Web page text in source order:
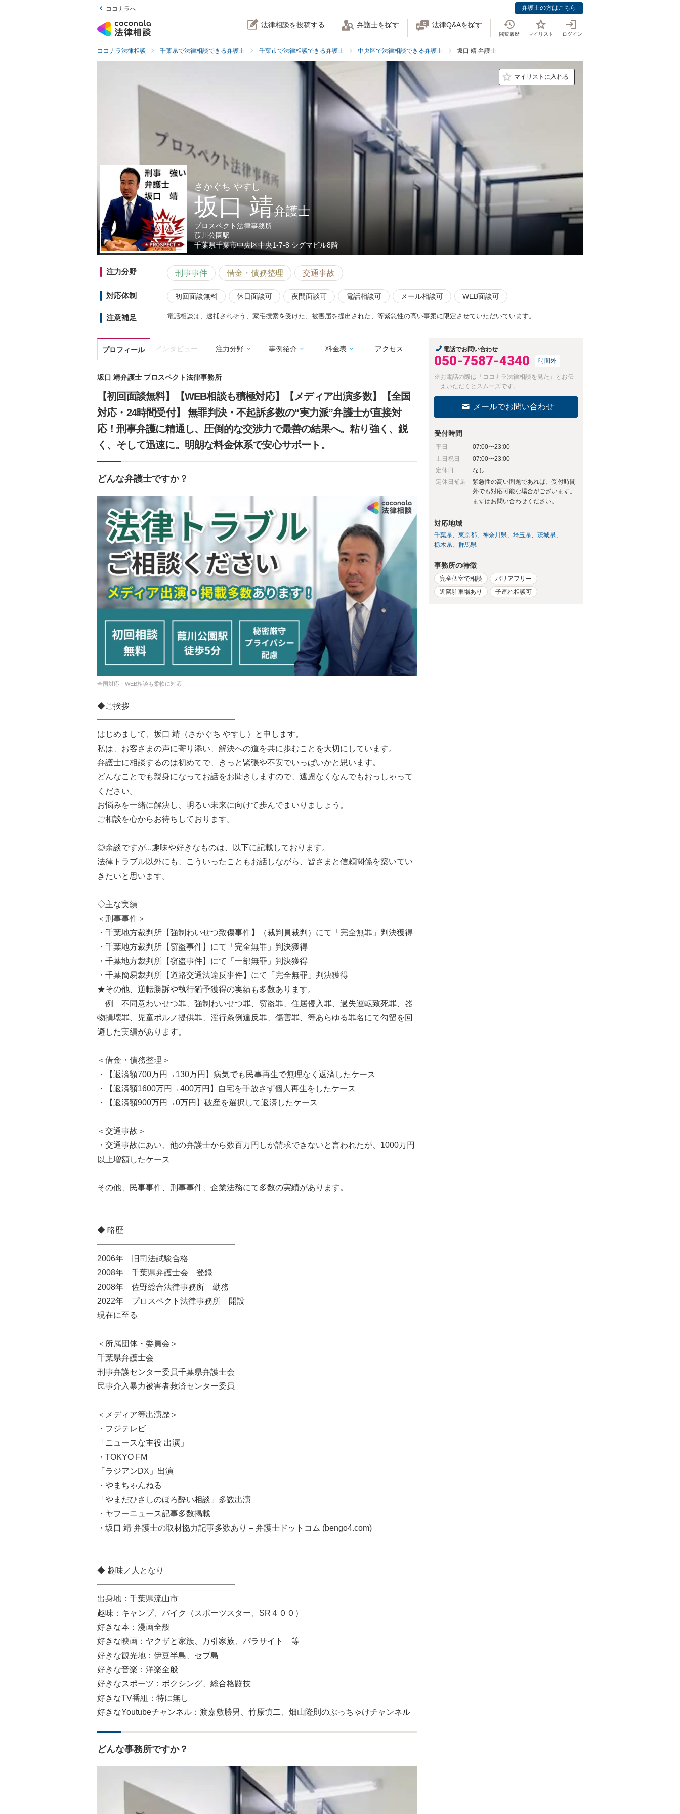
ココナラへ 弁護士の方はこちら
法律相談を投稿する 弁護士を探す 法律Q&Aを探す
閲覧履歴 マイリスト ログイン
ココナラ法律相談 千葉県で法律相談できる弁護士 千葉市で法律相談できる弁護士 中央区で法律相談できる弁護士 坂口 靖 弁護士
マイリストに入れる
さかぐち やすし
坂口 靖弁護士
プロスペクト法律事務所
葭川公園駅
千葉県千葉市中央区中央1-7-8 シグマビル8階
注力分野 刑事事件 借金・債務整理 交通事故
対応体制 初回面談無料 休日面談可 夜間面談可 電話相談可 メール相談可 WEB面談可
注意補足 電話相談は、逮捕されそう、家宅捜索を受けた、被害届を提出された、等緊急性の高い事案に限定させていただいています。
プロフィール インタビュー 注力分野 事例紹介 料金表 アクセス
坂口 靖弁護士 プロスペクト法律事務所
【初回面談無料】【WEB相談も積極対応】【メディア出演多数】【全国
対応・24時間受付】 無罪判決・不起訴多数の“実力派”弁護士が直接対
応！刑事弁護に精通し、圧倒的な交渉力で最善の結果へ。粘り強く、鋭
く、そして迅速に。明朗な料金体系で安心サポート。
どんな弁護士ですか？
全国対応・WEB相談も柔軟に対応
◆ご挨拶
━━━━━━━━━━━━━━━━━
はじめまして、坂口 靖（さかぐち やすし）と申します。
私は、お客さまの声に寄り添い、解決への道を共に歩むことを大切にしています。
弁護士に相談するのは初めてで、きっと緊張や不安でいっぱいかと思います。
どんなことでも親身になってお話をお聞きしますので、遠慮なくなんでもおっしゃって
ください。
お悩みを一緒に解決し、明るい未来に向けて歩んでまいりましょう。
ご相談を心からお待ちしております。
◎余談ですが...趣味や好きなものは、以下に記載しております。
法律トラブル以外にも、こういったこともお話しながら、皆さまと信頼関係を築いてい
きたいと思います。
◇主な実績
＜刑事事件＞
・千葉地方裁判所【強制わいせつ致傷事件】（裁判員裁判）にて「完全無罪」判決獲得
・千葉地方裁判所【窃盗事件】にて「完全無罪」判決獲得
・千葉地方裁判所【窃盗事件】にて「一部無罪」判決獲得
・千葉簡易裁判所【道路交通法違反事件】にて「完全無罪」判決獲得
★その他、逆転勝訴や執行猶予獲得の実績も多数あります。
例 不同意わいせつ罪、強制わいせつ罪、窃盗罪、住居侵入罪、過失運転致死罪、器
物損壊罪、児童ポルノ提供罪、淫行条例違反罪、傷害罪、等あらゆる罪名にて勾留を回
避した実績があります。
＜借金・債務整理＞
・【返済額700万円→130万円】病気でも民事再生で無理なく返済したケース
・【返済額1600万円→400万円】自宅を手放さず個人再生をしたケース
・【返済額900万円→0万円】破産を選択して返済したケース
＜交通事故＞
・交通事故にあい、他の弁護士から数百万円しか請求できないと言われたが、1000万円
以上増額したケース
その他、民事事件、刑事事件、企業法務にて多数の実績があります。
◆ 略歴
━━━━━━━━━━━━━━━━━
2006年 旧司法試験合格
2008年 千葉県弁護士会 登録
2008年 佐野総合法律事務所 勤務
2022年 プロスペクト法律事務所 開設
現在に至る
＜所属団体・委員会＞
千葉県弁護士会
刑事弁護センター委員千葉県弁護士会
民事介入暴力被害者救済センター委員
＜メディア等出演歴＞
・フジテレビ
「ニュースな主役 出演」
・TOKYO FM
「ラジアンDX」出演
・やまちゃんねる
「やまだひさしのほろ酔い相談」多数出演
・ヤフーニュース記事多数掲載
・坂口 靖 弁護士の取材協力記事多数あり – 弁護士ドットコム (bengo4.com)
◆ 趣味／人となり
━━━━━━━━━━━━━━━━━
出身地：千葉県流山市
趣味：キャンプ、バイク（スポーツスター、SR４００）
好きな本：漫画全般
好きな映画：ヤクザと家族、万引家族、パラサイト 等
好きな観光地：伊豆半島、セブ島
好きな音楽：洋楽全般
好きなスポーツ：ボクシング、総合格闘技
好きなTV番組：特に無し
好きなYoutubeチャンネル：渡嘉敷勝男、竹原慎二、畑山隆則のぶっちゃけチャンネル
どんな事務所ですか？
電話でお問い合わせ
050-7587-4340 時間外
※お電話の際は「ココナラ法律相談を見た」とお伝
えいただくとスムーズです。
メールでお問い合わせ
受付時間
平日
07:00〜23:00
土日祝日
07:00〜23:00
定休日
なし
定休日補足
緊急性の高い問題であれば、受付時間
外でも対応可能な場合がございます。
まずはお問い合わせください。
対応地域
千葉県 東京都 神奈川県 埼玉県
茨城県
栃木県
群馬県
事務所の特徴
完全個室で相談
バリアフリー
近隣駐車場あり
子連れ相談可